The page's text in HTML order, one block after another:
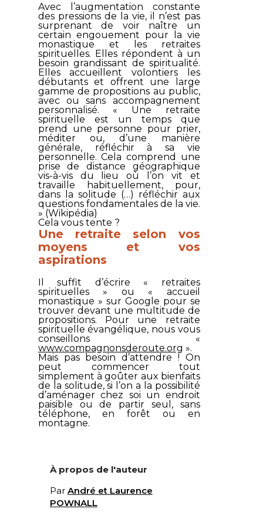
Avec l’augmentation constante
des pressions de la vie, il n’est pas
surprenant de voir naître un
certain engouement pour la vie
monastique et les retraites
spirituelles. Elles répondent à un
besoin grandissant de spiritualité.
Elles accueillent volontiers les
débutants et offrent une large
gamme de propositions au public,
avec ou sans accompagnement
personnalisé. « Une retraite
spirituelle est un temps que
prend une personne pour prier,
méditer ou, d’une manière
générale, réfléchir à sa vie
personnelle. Cela comprend une
prise de distance géographique
vis-à-vis du lieu où l’on vit et
travaille habituellement, pour,
dans la solitude (…) réfléchir aux
questions fondamentales de la vie.
» (Wikipédia)
Cela vous tente ?
Une retraite selon vos
moyens et vos
aspirations
Il suffit d’écrire « retraites
spirituelles » ou « accueil
monastique » sur Google pour se
trouver devant une multitude de
propositions. Pour une retraite
spirituelle évangélique, nous vous
conseillons «
www.compagnonsderoute.org ».
Mais pas besoin d’attendre ! On
peut commencer tout
simplement à goûter aux bienfaits
de la solitude, si l’on a la possibilité
d’aménager chez soi un endroit
paisible ou de partir seul, sans
téléphone, en forêt ou en
montagne.
À propos de l'auteur
Par André et Laurence
POWNALL